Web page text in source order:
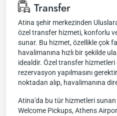
Transfer
Atina şehir merkezinden
özel transfer hizmeti, konforlu
sunar. Bu hizmet, özellikle çok
havalimanına hızlı bir şekilde
idealdir. Özel transfer hizmetleri
rezervasyon yapılmasını
noktadan alıp, havalimanına
Atina'da bu tür hizmetleri sunan
Welcome Pickups, Athens